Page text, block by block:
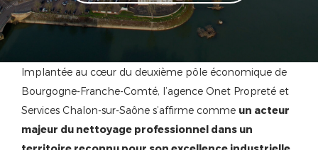
Implantée au cœur du deuxième pôle économique de
Bourgogne-Franche-Comté, l’agence Onet Propreté et
Services Chalon-sur-Saône s’affirme comme un acteur
majeur du nettoyage professionnel dans un